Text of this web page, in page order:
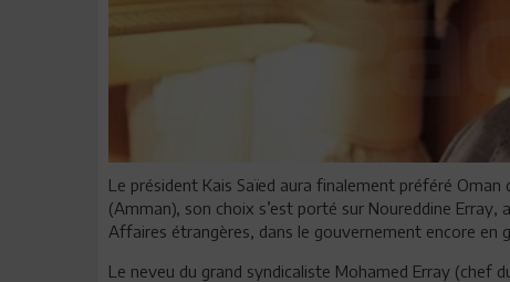
Le président Kais Saïed aura finalement préféré Oman
(Amman), son choix s’est porté sur Noureddine
Affaires étrangères, dans le gouvernement encore en
Le neveu du grand syndicaliste Mohamed Erray (chef